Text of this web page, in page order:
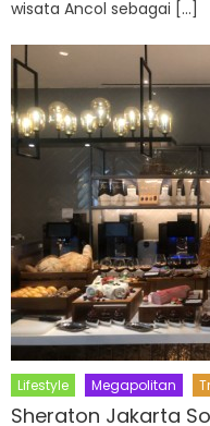
wisata Ancol sebagai […]
Lifestyle Megapolitan
Sheraton Jakarta